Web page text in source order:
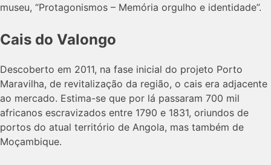
museu, “Protagonismos – Memória orgulho e identidade”.
Cais do Valongo
Descoberto em 2011, na fase inicial do projeto Porto
Maravilha, de revitalização da região, o cais era adjacente
ao mercado. Estima-se que por lá passaram 700 mil
africanos escravizados entre 1790 e 1831, oriundos de
portos do atual território de Angola, mas também de
Moçambique.